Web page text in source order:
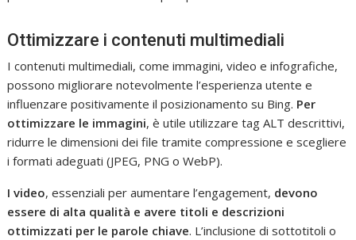
Ottimizzare i contenuti multimediali
I contenuti multimediali, come immagini, video e infografiche,
possono migliorare notevolmente l’esperienza utente e
influenzare positivamente il posizionamento su Bing. Per
ottimizzare le immagini, è utile utilizzare tag ALT descrittivi,
ridurre le dimensioni dei file tramite compressione e scegliere
i formati adeguati (JPEG, PNG o WebP).
I video, essenziali per aumentare l’engagement, devono
essere di alta qualità e avere titoli e descrizioni
ottimizzati per le parole chiave. L’inclusione di sottotitoli o